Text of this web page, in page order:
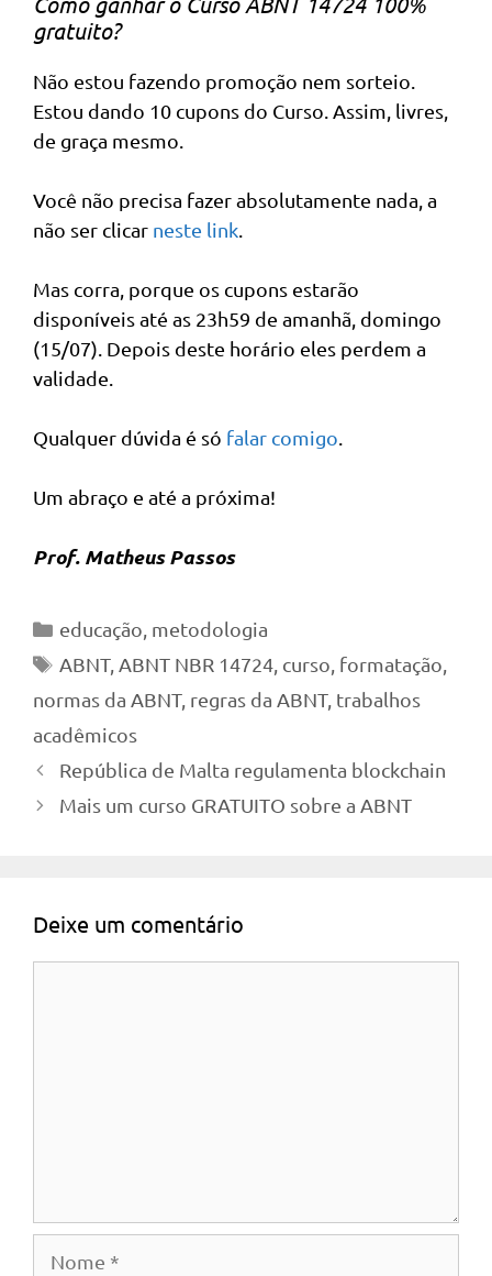
gratuito?
Não estou fazendo promoção nem sorteio.
Estou dando 10 cupons do Curso. Assim, livres,
de graça mesmo.
Você não precisa fazer absolutamente nada, a
não ser clicar neste link
Mas corra, porque os cupons estarão
disponíveis até as 23h59 de amanhã, domingo
(15/07). Depois deste horário eles perdem a
validade.
Qualquer dúvida é só falar comigo
Um abraço e até a próxima!
Prof. Matheus Passos
Categorias
educação metodologia
Tags
ABNT, ABNT NBR 14724, curso formatação
normas da ABNT, regras da ABNT, trabalhos
acadêmicos
República de Malta regulamenta blockchain
Mais um curso GRATUITO sobre a ABNT
Deixe um comentário